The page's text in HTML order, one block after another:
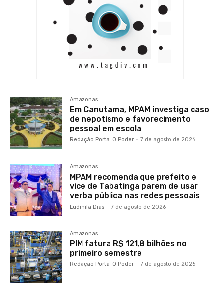
Amazonas
Em Canutama, MPAM investiga caso
de nepotismo e favorecimento
pessoal em escola
Redação Portal O Poder - 7 de agosto de 2026
Amazonas
MPAM recomenda que prefeito e
vice de Tabatinga parem de usar
verba pública nas redes pessoais
Ludmila Dias - 7 de agosto de 2026
Amazonas
PIM fatura R$ 121,8 bilhões no
primeiro semestre
Redação Portal O Poder - 7 de agosto de 2026